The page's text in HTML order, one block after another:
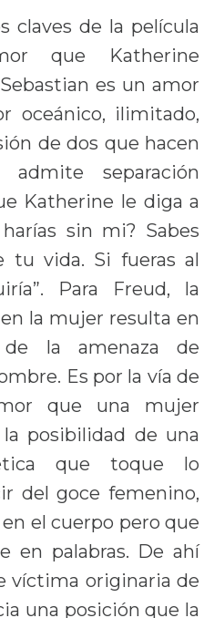
claves de la película
que Katherine
es un amor
oceánico, ilimitado,
de dos que hacen
separación
Katherine le diga a
harías sin mi? Sabes
tu vida. Si fueras al
Para Freud, la
la mujer resulta en
la amenaza de
Es por la vía de
que una mujer
posibilidad de una
que toque lo
del goce femenino,
el cuerpo pero que
en palabras. De ahí
víctima originaria de
una posición que la